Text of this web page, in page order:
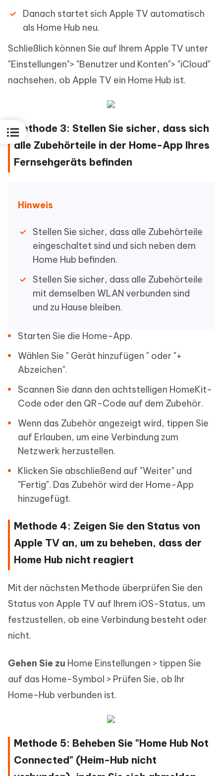
Danach startet sich Apple TV automatisch
als Home Hub neu.
Schließlich können Sie auf Ihrem Apple TV unter
"Einstellungen"> "Benutzer und Konten"> "iCloud"
nachsehen, ob Apple TV ein Home Hub ist.
Methode 3: Stellen Sie sicher, dass sich
alle Zubehörteile in der Home-App Ihres
Fernsehgeräts befinden
Hinweis
Stellen Sie sicher, dass alle Zubehörteile
eingeschaltet sind und sich neben dem
Home Hub befinden.
Stellen Sie sicher, dass alle Zubehörteile
mit demselben WLAN verbunden sind
und zu Hause bleiben.
Starten Sie die Home-App.
Wählen Sie " Gerät hinzufügen " oder "+
Abzeichen".
Scannen Sie dann den achtstelligen HomeKit-
Code oder den QR-Code auf dem Zubehör.
Wenn das Zubehör angezeigt wird, tippen Sie
auf Erlauben, um eine Verbindung zum
Netzwerk herzustellen.
Klicken Sie abschließend auf "Weiter" und
"Fertig". Das Zubehör wird der Home-App
hinzugefügt.
Methode 4: Zeigen Sie den Status von
Apple TV an, um zu beheben, dass der
Home Hub nicht reagiert
Mit der nächsten Methode überprüfen Sie den
Status von Apple TV auf Ihrem iOS-Status, um
festzustellen, ob eine Verbindung besteht oder
nicht.
Gehen Sie zu Home Einstellungen > tippen Sie
auf das Home-Symbol > Prüfen Sie, ob Ihr
Home-Hub verbunden ist.
Methode 5: Beheben Sie "Home Hub Not
Connected" (Heim-Hub nicht